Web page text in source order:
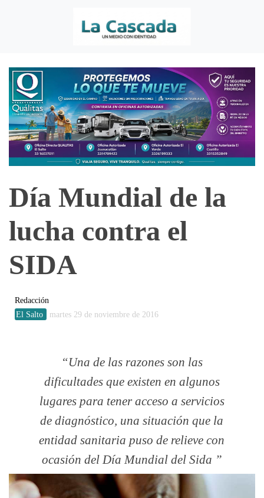
Día Mundial de la
lucha contra el
SIDA
Redacción
El Salto
martes 29 de noviembre de 2016
Una de las razones son las
dificultades que existen en algunos
lugares para tener acceso a servicios
de diagnóstico, una situación que la
entidad sanitaria puso de relieve con
ocasión del Día Mundial del Sida